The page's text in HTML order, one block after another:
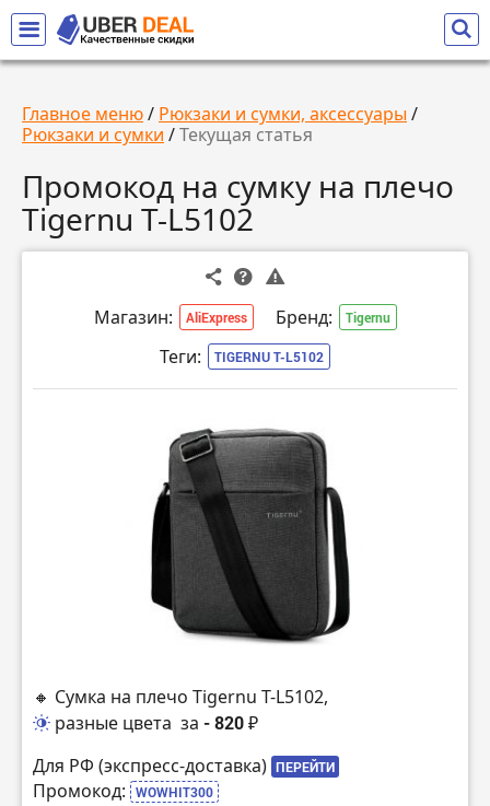
Главное меню/ Рюкзаки и сумки, аксессуары /
Рюкзаки и сумки /Текущая статья
Промокод на сумку на плечо
Tigernu T-L5102
Магазин: AliExpress Бренд: Tigernu
Теги: TIGERNU T-L5102
🔸 Сумка на плечо Tigernu T-L5102,
разные цвета за - 820 ₽
Для РФ (экспресс-доставка) ПЕРЕЙТИ
Промокод: WOWHIT300